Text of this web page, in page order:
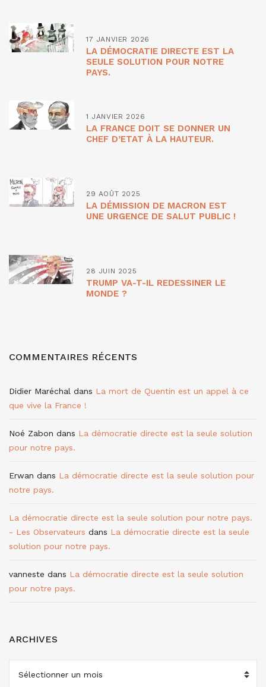
17 JANVIER 2026
LA DÉMOCRATIE DIRECTE EST LA
SEULE SOLUTION POUR NOTRE
PAYS.
1 JANVIER 2026
LA FRANCE DOIT SE DONNER UN
CHEF D’ETAT À LA HAUTEUR.
29 AOÛT 2025
LA DÉMISSION DE MACRON EST
UNE URGENCE DE SALUT PUBLIC !
28 JUIN 2025
TRUMP VA-T-IL REDESSINER LE
MONDE ?
COMMENTAIRES RÉCENTS
Didier Maréchal dans La mort de Quentin est un appel à ce
que vive la France !
Noé Zabon dans La démocratie directe est la seule solution
pour notre pays.
Erwan dans La démocratie directe est la seule solution pour
notre pays.
La démocratie directe est la seule solution pour notre pays.
- Les Observateurs dans La démocratie directe est la seule
solution pour notre pays.
vanneste dans La démocratie directe est la seule solution
pour notre pays.
ARCHIVES
ARCHIVES